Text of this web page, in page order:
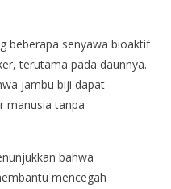
beberapa senyawa bioaktif
terutama pada daunnya.
jambu biji dapat
manusia tanpa
bahwa
mencegah